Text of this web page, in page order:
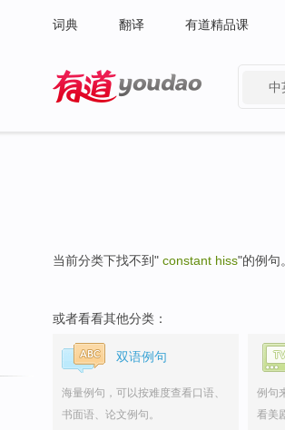
词典 翻译 有道精品课
中
当前分类下找不到" constant hiss"的例句。
或者看看其他分类：
双语例句
海量例句，可以按难度查看口语、
书面语、论文例句。
例句
看美